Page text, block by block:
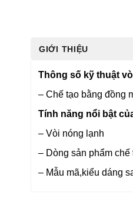
GIỚI THIỆU
Thông số kỹ thuật
– Chế tạo bằng đồng
Tính năng nổi bật
– Vòi nóng lạnh
– Dòng sản phẩm chế
– Mẫu mã,kiểu dáng